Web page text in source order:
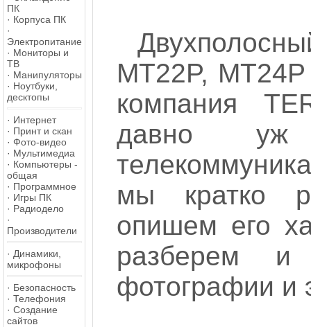
ПК
· Корпуса ПК
·
Электропитание
· Мониторы и
ТВ
· Манипуляторы
· Ноутбуки,
десктопы
· Интернет
· Принт и скан
· Фото-видео
· Мультимедиа
· Компьютеры -
общая
· Программное
· Игры ПК
· Радиодело
·
Производители
· Динамики,
микрофоны
· Безопасность
· Телефония
· Создание
сайтов
MT22P,
компания
давно уж
мы кратко
опишем его
разберем и
фотографии и